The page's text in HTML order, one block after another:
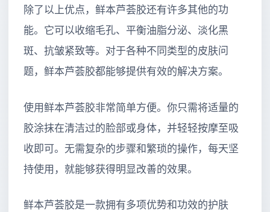
除了以上优点，鲜本芦荟胶还有许多其他的功
能。它可以收缩毛孔、平衡油脂分泌、淡化黑
斑、抗皱紧致等。对于各种不同类型的皮肤问
题，鲜本芦荟胶都能够提供有效的解决方案。
使用鲜本芦荟胶非常简单方便。你只需将适量的
胶涂抹在清洁过的脸部或身体，并轻轻按摩至吸
收即可。无需复杂的步骤和繁琐的操作，每天坚
持使用，就能够获得明显改善的效果。
鲜本芦荟胶是一款拥有多项优势和功效的护肤